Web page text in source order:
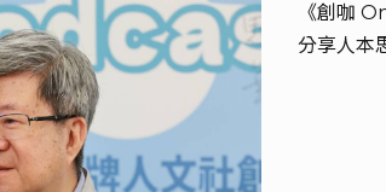
《創咖
分享人本